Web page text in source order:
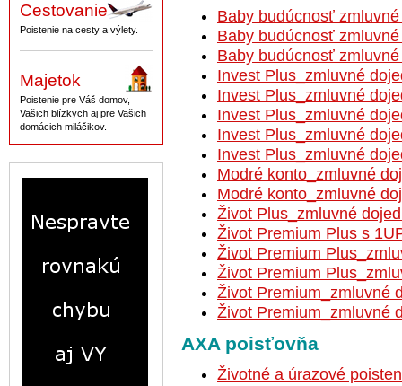
Cestovanie
Poistenie na cesty a výlety.
Majetok
Poistenie pre Váš domov,
Vašich blízkych aj pre Vašich
domácich miláčikov.
Baby budúcnosť
Baby budúcnosť
Baby budúcnosť
Invest Plus_zmluvné
Invest Plus_zmluvné
Invest Plus_zmluvné
Invest Plus_zmluvné
Invest Plus_zmluvné
Modré konto_zmluvné
Modré konto_zmluvné
Život Plus_zmluvné
Život Premium Plus s
Život Premium
Život Premium
Život Premium_zmluvné
Život Premium_zmluvné
AXA poisťovňa
Životné a úrazové